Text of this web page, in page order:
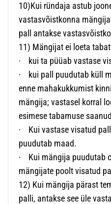
10)Kui ründaja astub
vastasvõistkonna
pall antakse
11) Mängijat ei loeta
·
kui ta püüab vastase
·
kui pall puudutab küll
enne mahakukkumist
mängija; vastasel korral
esimese tabamuse
·
Kui vastase visatud
puudutab maad.
·
Kui mängija puudutab
mängijate poolt visatud
12) Kui mängija pärast
palli, antakse see üle